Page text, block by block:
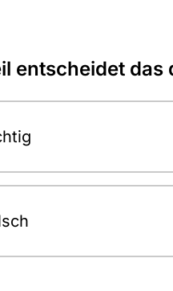
entscheidet